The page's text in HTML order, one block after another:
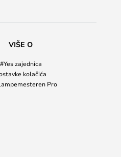
VIŠE O
#Yes zajednica
kolačića
Pro